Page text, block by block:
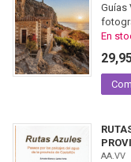
Guías
En
AA.VV